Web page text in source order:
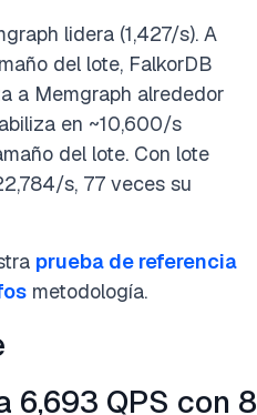
lidera (1,427/s). A
del lote, FalkorDB
a Memgraph alrededor
en ~10,600/s
del lote. Con lote
s, 77 veces su
prueba de referencia
metodología.
6,693 QPS con 8